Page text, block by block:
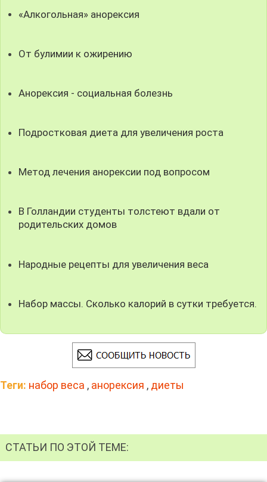
«Алкогольная» анорексия
От булимии к ожирению
Анорексия - социальная болезнь
Подростковая диета для увеличения роста
Метод лечения анорексии под вопросом
В Голландии студенты толстеют вдали от
родительских домов
Народные рецепты для увеличения веса
Набор массы. Сколько калорий в сутки требуется.
Теги: набор веса , анорексия , диеты
СТАТЬИ ПО ЭТОЙ ТЕМЕ: